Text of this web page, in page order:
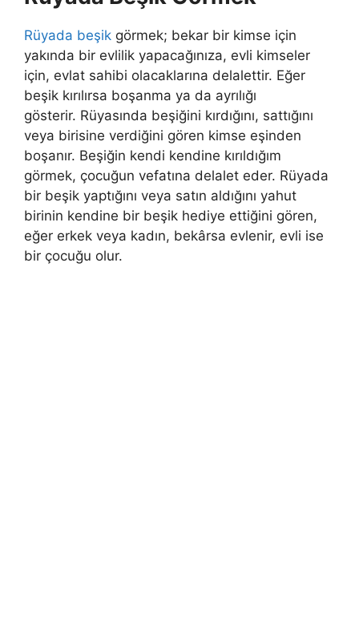
Rüyada beşik görmek; bekar bir kimse için
yakında bir evlilik yapacağınıza, evli kimseler
için, evlat sahibi olacaklarına delalettir. Eğer
beşik kırılırsa boşanma ya da ayrılığı
gösterir. Rüyasında beşiğini kırdığını, sattığını
veya birisine verdiğini gören kimse eşinden
boşanır. Beşiğin kendi kendine kırıldığım
görmek, çocuğun vefatına delalet eder. Rüyada
bir beşik yaptığını veya satın aldığını yahut
birinin kendine bir beşik hediye ettiğini gören,
eğer erkek veya kadın, bekârsa evlenir, evli ise
bir çocuğu olur.